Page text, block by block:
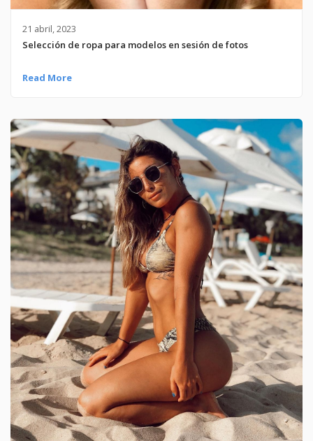
21 abril, 2023
Selección de ropa para modelos en sesión de fotos
Read More